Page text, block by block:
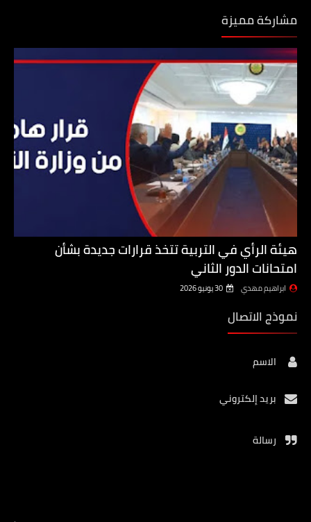
مشاركة مميزة
هيئة الرأي في التربية تتخذ قرارات جديدة بشأن
امتحانات الدور الثاني
ابراهيم مهدي 30 يونيو 2026
نموذج الاتصال
الاسم
بريد إلكتروني
رسالة